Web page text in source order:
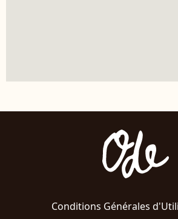
Conditions Générales